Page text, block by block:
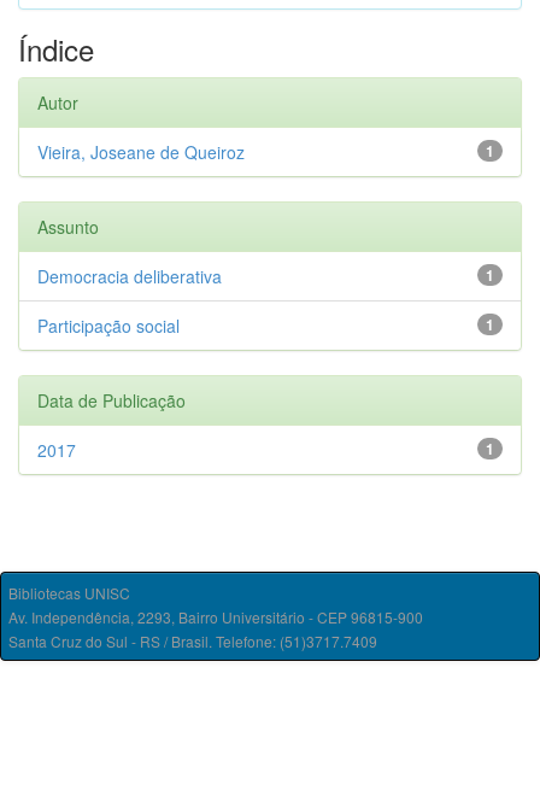
Índice
Autor
1
Vieira, Joseane de Queiroz
Assunto
1
Democracia deliberativa
1
Participação social
Data de Publicação
1
2017
Bibliotecas UNISC
Av. Independência, 2293, Bairro Universitário - CEP 96815-900
Santa Cruz do Sul - RS / Brasil. Telefone: (51)3717.7409